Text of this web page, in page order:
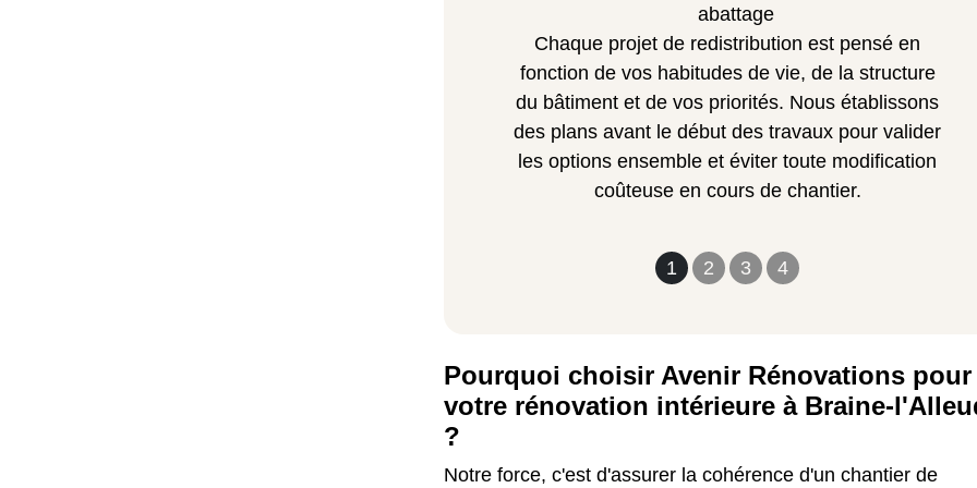
1 2 3 4
abattage
Chaque projet de redistribution est pensé en
fonction de vos habitudes de vie, de la structure
du bâtiment et de vos priorités. Nous établissons
des plans avant le début des travaux pour valider
les options ensemble et éviter toute modification
coûteuse en cours de chantier.
Pourquoi choisir Avenir Rénovations pour
votre rénovation intérieure à Braine-
?
Notre force, c'est d'assurer la cohérence d'un chantier de